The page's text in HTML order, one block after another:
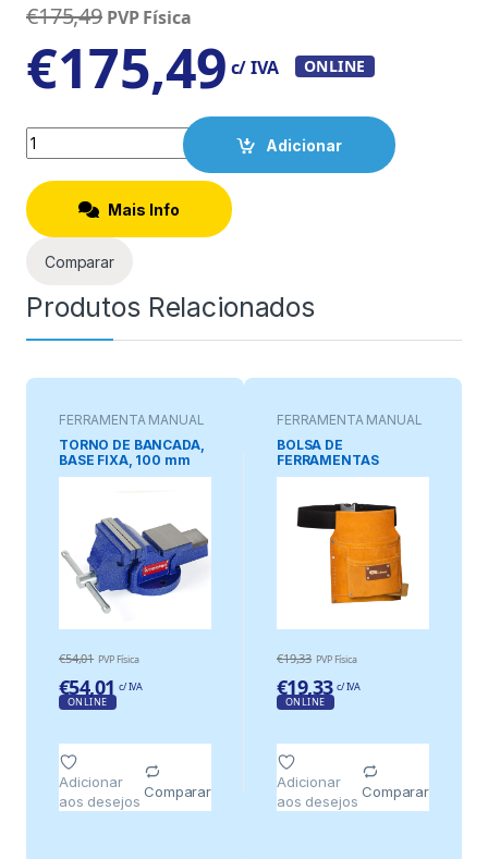
€175,49 PVP Física
€175,49 c/ IVA ONLINE
Quantity
Adicionar
Mais Info
Comparar
Produtos Relacionados
FERRAMENTA MANUAL
TORNO DE BANCADA,
BASE FIXA, 100 mm
€54,01 PVP Física
€54,01 c/ IVA
ONLINE
Adicionar
aos desejos
Comparar
FERRAMENTA MANUAL
BOLSA DE
FERRAMENTAS
SIMPLES
€19,33 PVP Física
€19,33 c/ IVA
ONLINE
Adicionar
aos desejos
Comparar